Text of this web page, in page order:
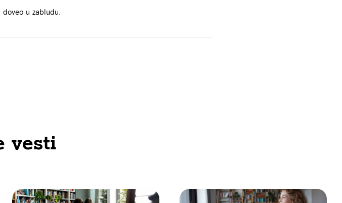
u zabludu.
vesti